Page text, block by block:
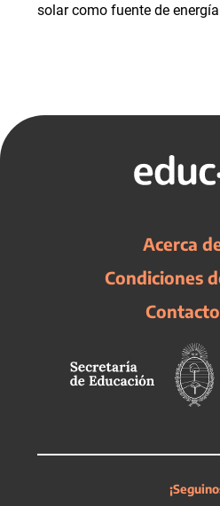
solar como fuente de
Acerca
Condiciones
Contacto